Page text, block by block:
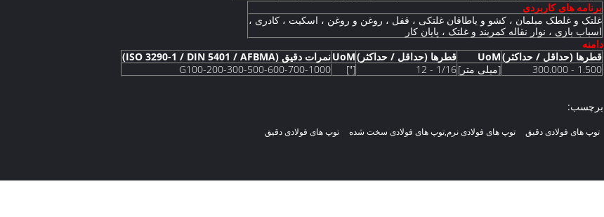
برنامه های کاربردی
غلتک و غلطک مبلمان ، کشو و یاطاقان غلتکی ، قفل ، روغن و روغن ، اسکیت ، کادری ،
اسباب بازی ، نوار نقاله کمربند و غلتک ، پایان کار
دامنه
قطرها (حداقل / حداکثر)UoM قطرها (حداقل / حداکثر)UoMنمرات دقیق (ISO 3290-1 / DIN 5401 / AFBMA)
1.500 - 300.000
[میلی متر]1/16 - 12
["]
G100-200-300-500-600-700-1000
برچسب:
توپ های فولادی دقیق توپ های فولادی نرم,توپ های فولادی سخت شده توپ های فولادی دقیق